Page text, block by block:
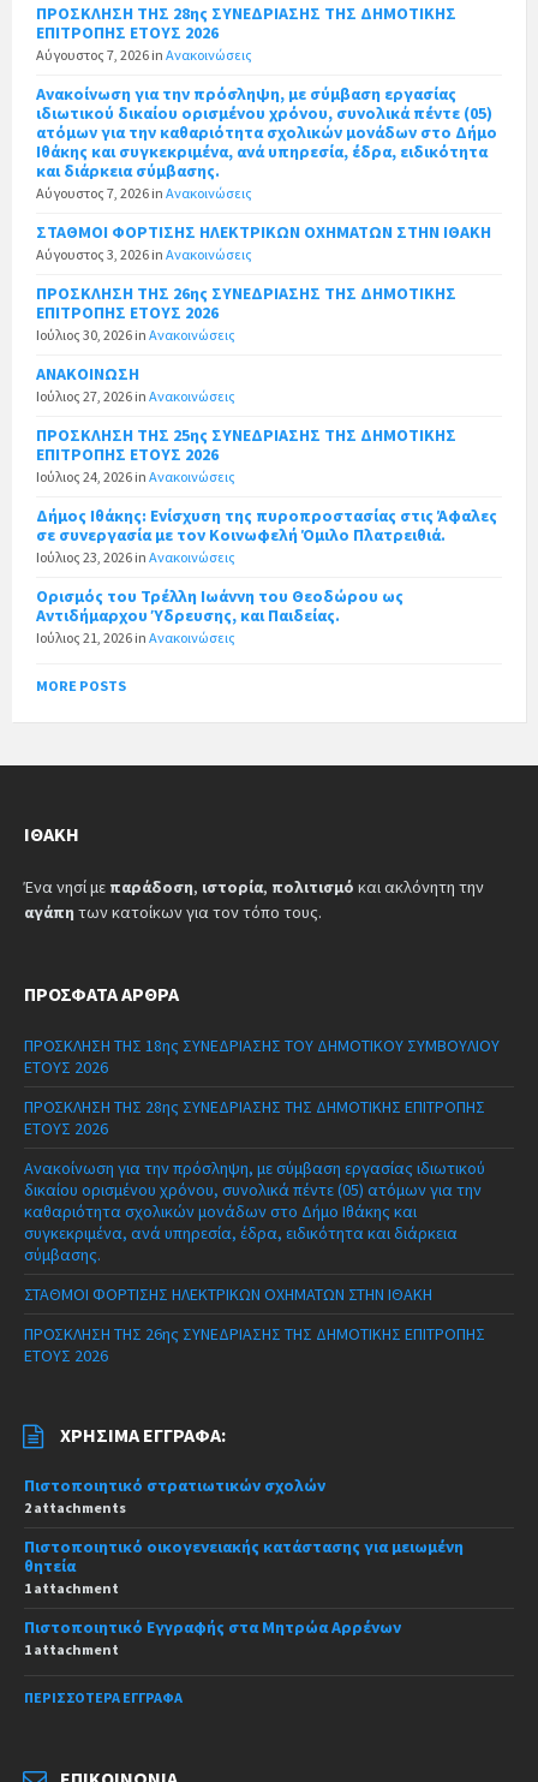
ΠΡΟΣΚΛΗΣΗ ΤΗΣ 28ης ΣΥΝΕΔΡΙΑΣΗΣ ΤΗΣ ΔΗΜΟΤΙΚΗΣ
ΕΠΙΤΡΟΠΗΣ ΕΤΟΥΣ 2026
Αύγουστος 7, 2026 in Ανακοινώσεις
Ανακοίνωση για την πρόσληψη, με σύμβαση εργασίας
ιδιωτικού δικαίου ορισμένου χρόνου, συνολικά πέντε (05)
ατόμων για την καθαριότητα σχολικών μονάδων στο Δήμο
Ιθάκης και συγκεκριμένα, ανά υπηρεσία, έδρα, ειδικότητα
και διάρκεια σύμβασης.
Αύγουστος 7, 2026 in Ανακοινώσεις
ΣΤΑΘΜΟΙ ΦΟΡΤΙΣΗΣ ΗΛΕΚΤΡΙΚΩΝ ΟΧΗΜΑΤΩΝ ΣΤΗΝ ΙΘΑΚΗ
Αύγουστος 3, 2026 in Ανακοινώσεις
ΠΡΟΣΚΛΗΣΗ ΤΗΣ 26ης ΣΥΝΕΔΡΙΑΣΗΣ ΤΗΣ ΔΗΜΟΤΙΚΗΣ
ΕΠΙΤΡΟΠΗΣ ΕΤΟΥΣ 2026
Ιούλιος 30, 2026 in Ανακοινώσεις
ΑΝΑΚΟΙΝΩΣΗ
Ιούλιος 27, 2026 in Ανακοινώσεις
ΠΡΟΣΚΛΗΣΗ ΤΗΣ 25ης ΣΥΝΕΔΡΙΑΣΗΣ ΤΗΣ ΔΗΜΟΤΙΚΗΣ
ΕΠΙΤΡΟΠΗΣ ΕΤΟΥΣ 2026
Ιούλιος 24, 2026 in Ανακοινώσεις
Δήμος Ιθάκης: Ενίσχυση της πυροπροστασίας στις Άφαλες
σε συνεργασία με τον Κοινωφελή Όμιλο Πλατρειθιά.
Ιούλιος 23, 2026 in Ανακοινώσεις
Ορισμός του Τρέλλη Ιωάννη του Θεοδώρου ως
Αντιδήμαρχου Ύδρευσης, και Παιδείας.
Ιούλιος 21, 2026 in Ανακοινώσεις
MORE POSTS
ΙΘΆΚΗ
Ένα νησί με παράδοση, ιστορία, πολιτισμό και ακλόνητη την
αγάπη των κατοίκων για τον τόπο τους.
ΠΡΌΣΦΑΤΑ ΆΡΘΡΑ
ΠΡΟΣΚΛΗΣΗ ΤΗΣ 18ης ΣΥΝΕΔΡΙΑΣΗΣ ΤΟΥ ΔΗΜΟΤΙΚΟΥ ΣΥΜΒΟΥΛΙΟΥ
ΕΤΟΥΣ 2026
ΠΡΟΣΚΛΗΣΗ ΤΗΣ 28ης ΣΥΝΕΔΡΙΑΣΗΣ ΤΗΣ ΔΗΜΟΤΙΚΗΣ ΕΠΙΤΡΟΠΗΣ
ΕΤΟΥΣ 2026
Ανακοίνωση για την πρόσληψη, με σύμβαση εργασίας ιδιωτικού
δικαίου ορισμένου χρόνου, συνολικά πέντε (05) ατόμων για την
καθαριότητα σχολικών μονάδων στο Δήμο Ιθάκης και
συγκεκριμένα, ανά υπηρεσία, έδρα, ειδικότητα και διάρκεια
σύμβασης.
ΣΤΑΘΜΟΙ ΦΟΡΤΙΣΗΣ ΗΛΕΚΤΡΙΚΩΝ ΟΧΗΜΑΤΩΝ ΣΤΗΝ ΙΘΑΚΗ
ΠΡΟΣΚΛΗΣΗ ΤΗΣ 26ης ΣΥΝΕΔΡΙΑΣΗΣ ΤΗΣ ΔΗΜΟΤΙΚΗΣ ΕΠΙΤΡΟΠΗΣ
ΕΤΟΥΣ 2026
ΧΡΉΣΙΜΑ ΈΓΓΡΑΦΑ:
Πιστοποιητικό στρατιωτικών σχολών
2 attachments
Πιστοποιητικό οικογενειακής κατάστασης για μειωμένη
θητεία
1 attachment
Πιστοποιητικό Εγγραφής στα Μητρώα Αρρένων
1 attachment
ΠΕΡΙΣΣΌΤΕΡΑ ΈΓΓΡΑΦΑ